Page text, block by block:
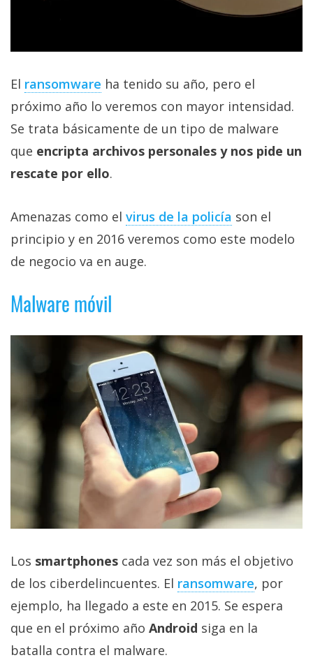
digital donde
todas las
noticias sobre
tecnología,
móviles,
ordenadores,
informática,
videojuegos,
comparativas,
tutoriales.
El Grupo
Informático
(CC) 2006-
reservados.
El ransomware ha tenido su año, pero el
próximo año lo veremos con mayor intensidad.
Se trata básicamente de un tipo de malware
que encripta archivos personales y nos pide un
rescate por ello.
Amenazas como el virus de la policía son el
principio y en 2016 veremos como este modelo
de negocio va en auge.
Malware móvil
Los smartphones cada vez son más el objetivo
de los ciberdelincuentes. El ransomware, por
ejemplo, ha llegado a este en 2015. Se espera
que en el próximo año Android siga en la
batalla contra el malware.